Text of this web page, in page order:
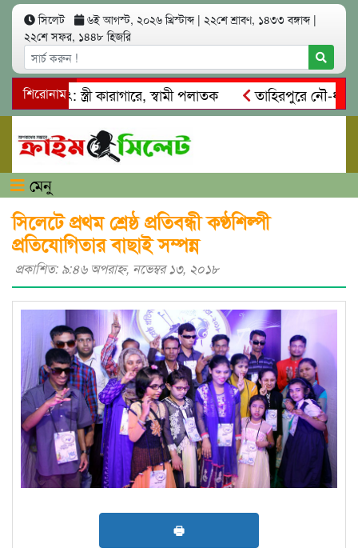
সিলেট ৬ই আগস্ট, ২০২৬ খ্রিস্টাব্দ | ২২শে শ্রাবণ, ১৪৩৩ বঙ্গাব্দ |
২২শে সফর, ১৪৪৮ হিজরি
শিরোনাম
স্ত্রী কারাগারে, স্বামী পলাতক
তাহিরপুরে নৌ-ধর্মঘট
মারধর
নগরীতে কোটি টাকার সম্পত্তি দখলের চেষ্টা:
মেনু
সিলেটে প্রথম শ্রেষ্ঠ প্রতিবন্ধী কণ্ঠশিল্পী
প্রতিযোগিতার বাছাই সম্পন্ন
প্রকাশিত: ৯:৪৬ অপরাহ্ণ, নভেম্বর ১৩, ২০১৮
🖶